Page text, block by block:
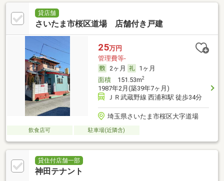
貸店舗
さいたま市桜区道場 店舗付き戸建
25万円
管理費等-
2ヶ月
1ヶ月
面積151.53m2
1987年2月(築39年7ヶ月)
ＪＲ武蔵野線 西浦和駅 徒歩34分
埼玉県さいたま市桜区大字道場
飲食店可 駐車場(近隣含)
貸住付店舗一部
神田テナント